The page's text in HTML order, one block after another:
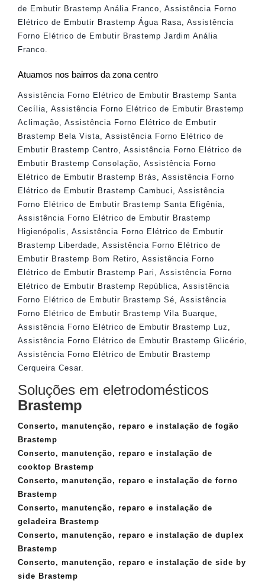
de Embutir Brastemp Anália Franco, Assistência Forno
Elétrico de Embutir Brastemp Água Rasa, Assistência
Forno Elétrico de Embutir Brastemp Jardim Anália
Franco.
Atuamos nos bairros da zona centro
Assistência Forno Elétrico de Embutir Brastemp Santa
Cecília
Assistência Forno Elétrico de Embutir Brastemp
Aclimação
Assistência Forno Elétrico de Embutir
Brastemp Bela Vista
Assistência Forno Elétrico de
Embutir Brastemp Centro
Assistência Forno Elétrico de
Embutir Brastemp Consolação
Assistência Forno
Elétrico de Embutir Brastemp Brás
Assistência Forno
Elétrico de Embutir Brastemp Cambuci
Assistência
Forno Elétrico de Embutir Brastemp Santa Efigênia
Assistência Forno Elétrico de Embutir Brastemp
Higienópolis
Assistência Forno Elétrico de Embutir
Brastemp Liberdade
Assistência Forno Elétrico de
Embutir Brastemp Bom Retiro
Assistência Forno
Elétrico de Embutir Brastemp Pari
Assistência Forno
Elétrico de Embutir Brastemp República
Assistência
Forno Elétrico de Embutir Brastemp Sé
Assistência
Forno Elétrico de Embutir Brastemp Vila Buarque
Assistência Forno Elétrico de Embutir Brastemp Luz
Assistência Forno Elétrico de Embutir Brastemp Glicério
Assistência Forno Elétrico de Embutir Brastemp
Cerqueira Cesar.
Soluções em eletrodomésticos
Brastemp
Conserto, manutenção, reparo e instalação de fogão
Brastemp
Conserto, manutenção, reparo e instalação de
cooktop Brastemp
Conserto, manutenção, reparo e instalação de forno
Brastemp
Conserto, manutenção, reparo e instalação de
geladeira Brastemp
Conserto, manutenção, reparo e instalação de duplex
Brastemp
Conserto, manutenção, reparo e instalação de side by
side Brastemp